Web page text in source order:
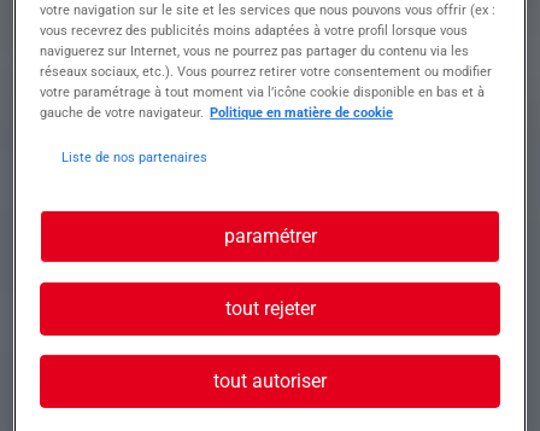
Profil recherché
Formation et expérience Pour devenir le prochain
l'excellence dans un environnement dynamique
• Expérience avancée en abattage et découpe de
viande, notamment le porc
physiques difficiles avec résilience
• Compétence éprouvée pour travailler
votre navigation sur le site et les services que nous pouvons vous offrir (ex :
vous recevrez des publicités moins adaptées à votre profil lorsque vous
naviguerez sur Internet, vous ne pourrez pas partager du contenu via les
réseaux sociaux, etc.). Vous pourrez retirer votre consentement ou modifier
votre paramétrage à tout moment via l’icône cookie disponible en bas et à
gauche de votre navigateur. Politique en matière de cookie
Liste de nos partenaires
paramétrer
tout rejeter
tout autoriser